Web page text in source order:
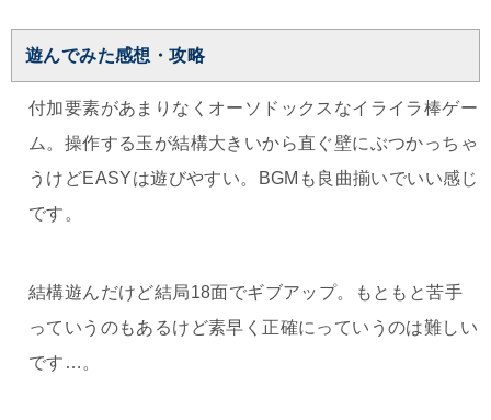
遊んでみた感想・攻略
付加要素があまりなくオーソドックスなイライラ棒ゲー
ム。操作する玉が結構大きいから直ぐ壁にぶつかっちゃ
うけどEASYは遊びやすい。BGMも良曲揃いでいい感じ
です。
結構遊んだけど結局18面でギブアップ。もともと苦手
っていうのもあるけど素早く正確にっていうのは難しい
です…。